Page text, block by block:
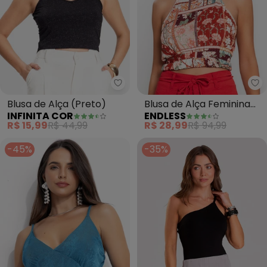
Infinita Cor - Blusa de Alça
Blusa de Alça (Preto)
INFINITA COR
R$ 15,99R$ 44,99
Blusa de Alça Feminina
Estampada (Vermelho)
ENDLESS
R$ 28,99R$ 94,99
-45%
-35%